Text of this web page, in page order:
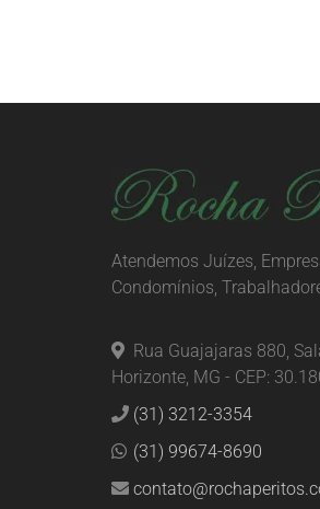
Atendemos Juízes,
Condomínios,
Rua Guajajaras 880,
Horizonte, MG - CEP:
(31) 3212-3354
(31) 99674-8690